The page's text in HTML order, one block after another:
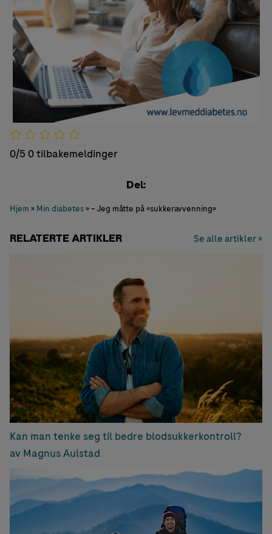
0/5 0 tilbakemeldinger
Del:
Hjem » Min diabetes»– Jeg måtte på «sukkeravvenning»
RELATERTE ARTIKLER Se alle artikler »
Kan man tenke seg til bedre blodsukkerkontroll?
av Magnus Aulstad